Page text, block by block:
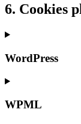
6. Cookies
WordPress
WPML